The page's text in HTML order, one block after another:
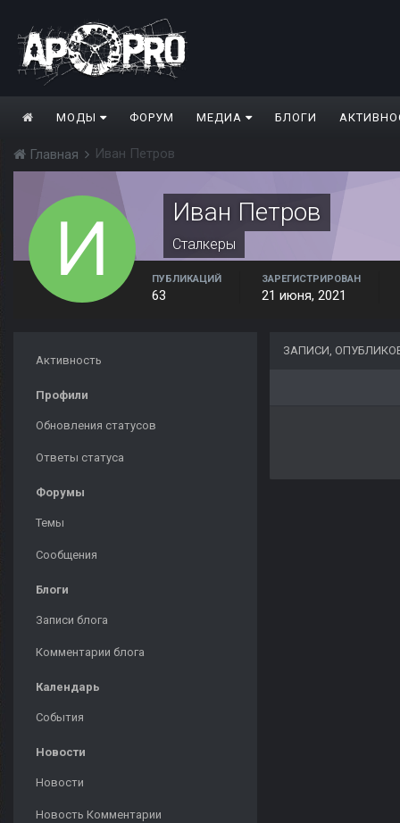
МОДЫ ФОРУМ МЕДИА БЛОГИ
Главная Иван Петров
Иван Петров
Сталкеры
ПУБЛИКАЦИЙ
63
ЗАРЕГИСТРИРОВАН
21 июня, 2021
Активность
Профили
Обновления статусов
Ответы статуса
Форумы
Темы
Сообщения
Блоги
Записи блога
Комментарии блога
Календарь
События
Новости
Новости
Новость Комментарии
ЗАПИСИ,